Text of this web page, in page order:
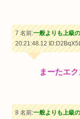
7 名前:一般よりも上級
20:21:48.12
まーたエ
8 名前:一般よりも上級